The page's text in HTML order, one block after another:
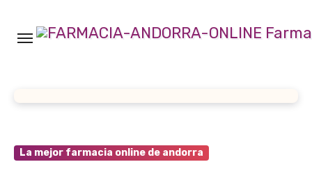
contenido
La mejor farmacia online de andorra